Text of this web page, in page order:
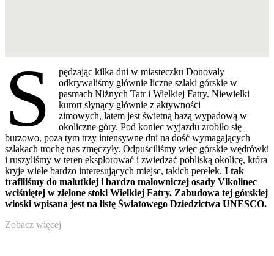
S
pędzając kilka dni w miasteczku Donovaly
odkrywaliśmy głównie liczne szlaki górskie w
pasmach Niżnych Tatr i Wielkiej Fatry. Niewielki
kurort słynący głównie z aktywności
zimowych, latem jest świetną bazą wypadową w
okoliczne góry. Pod koniec wyjazdu zrobiło się
burzowo, poza tym trzy intensywne dni na dość wymagających
szlakach trochę nas zmęczyły. Odpuściliśmy więc górskie wędrówki
i ruszyliśmy w teren eksplorować i zwiedzać pobliską okolicę, która
kryje wiele bardzo interesujących miejsc, takich perełek. I tak
trafiliśmy do malutkiej i bardzo malowniczej osady Vlkolinec
wciśniętej w zielone stoki Wielkiej Fatry. Zabudowa tej górskiej
wioski wpisana jest na listę Światowego Dziedzictwa UNESCO.
Zobacz więcej